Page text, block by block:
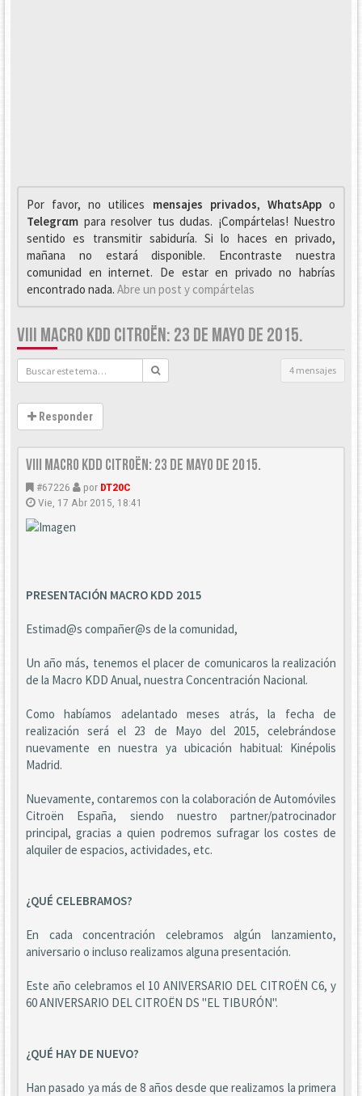
Por favor, no utilices mensajes privados, WhαtsAppo
Telegrαm para resolver tus dudas. ¡Compártelas! Nuestro
sentido es transmitir sabiduría. Si lo haces en privado,
mañana no estará disponible. Encontraste nuestra
comunidad en internet. De estar en privado no habrías
encontrado nada. Abre un post y compártelas
VIII MACRO KDD CITROËN: 23 DE MAYO DE 2015.
4 mensajes
Responder
VIII Macro KDD Citroën: 23 de Mayo de 2015.
#67226 por DT20C
Vie, 17 Abr 2015, 18:41
PRESENTACIÓN MACRO KDD 2015
Estimad@s compañer@s de la comunidad,
Un año más, tenemos el placer de comunicaros la realización
de la Macro KDD Anual, nuestra Concentración Nacional.
Como habíamos adelantado meses atrás, la fecha de
realización será el 23 de Mayo del 2015, celebrándose
nuevamente en nuestra ya ubicación habitual: Kinépolis
Madrid.
Nuevamente, contaremos con la colaboración de Automóviles
Citroën España, siendo nuestro partner/patrocinador
principal, gracias a quien podremos sufragar los costes de
alquiler de espacios, actividades, etc.
¿QUÉ CELEBRAMOS?
En cada concentración celebramos algún lanzamiento,
aniversario o incluso realizamos alguna presentación.
Este año celebramos el 10 ANIVERSARIO DEL CITROËN C6, y
60 ANIVERSARIO DEL CITROËN DS "EL TIBURÓN".
¿QUÉ HAY DE NUEVO?
Han pasado ya más de 8 años desde que realizamos la primera